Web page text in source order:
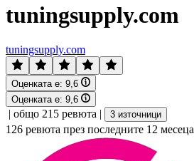
tuningsupply.com
tuningsupply.com
Оценката е: 9,6
Оценката е: 9,6
| общо 215 ревюта | 3 източници
126 ревюта през последните 12 месеца